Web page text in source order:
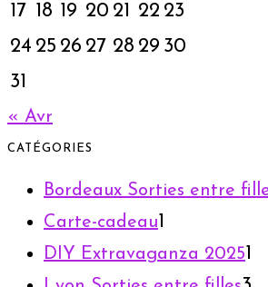
17 18 19 20 21 22 23
24 25 26 27 28 29 30
31
« Avr
CATÉGORIES
Bordeaux Sorties entre
Carte-cadeau1
DIY Extravaganza 20251